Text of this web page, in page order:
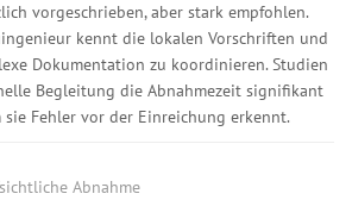
vorgeschrieben, aber stark empfohlen.
kennt die lokalen Vorschriften und
Dokumentation zu koordinieren. Studien
Begleitung die Abnahmezeit signifikant
Fehler vor der Einreichung erkennt.
Abnahme